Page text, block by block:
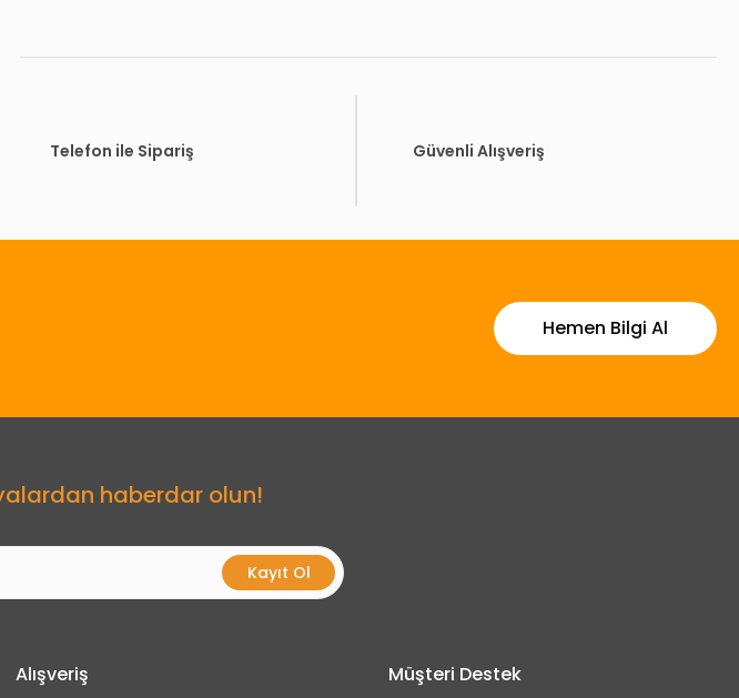
Telefon ile Sipariş Güvenli Alışveriş
Hemen Bilgi Al
haberdar olun!
Kayıt Ol
Alışveriş Müşteri Destek